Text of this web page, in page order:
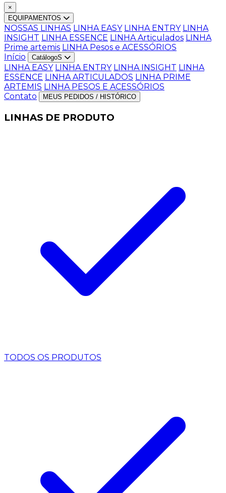
×
EQUIPAMENTOS
NOSSAS LINHAS LINHA EASY LINHA ENTRY LINHA
INSIGHT LINHA ESSENCE LINHA Articulados LINHA
Prime artemis LINHA Pesos e ACESSÓRIOS
Início
CatálogoS
LINHA EASY LINHA ENTRY LINHA INSIGHT LINHA
ESSENCE LINHA ARTICULADOS LINHA PRIME
ARTEMIS LINHA PESOS E ACESSÓRIOS
Contato
MEUS PEDIDOS / HISTÓRICO
LINHAS DE PRODUTO
TODOS OS PRODUTOS